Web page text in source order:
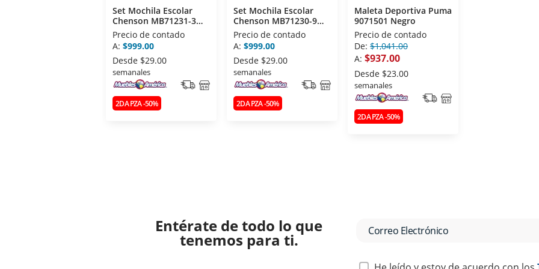
Set Mochila Escolar
Chenson MB71231-3
Negro
Precio de contado
A: $999.00
Desde $29.00
semanales
2DA PZA -50%
Set Mochila Escolar
Chenson MB71230-9
Azul
Precio de contado
A: $999.00
Desde $29.00
semanales
2DA PZA -50%
Maleta Deportiva Puma
9071501 Negro
Precio de contado
De: $1,041.00
A: $937.00
Desde $23.00
semanales
2DA PZA -50%
Entérate de todo lo que
tenemos para ti.